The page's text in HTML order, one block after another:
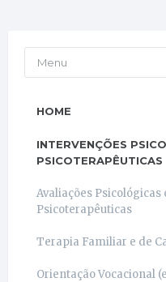
Menu
HOME
INTERVENÇÕES
PSICOTERAPÊUTICAS
Avaliações
Psicoterapêuticas
Terapia Familiar e de
Orientação Vocacional